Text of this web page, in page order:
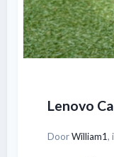
Lenovo
DoorWilliam1,